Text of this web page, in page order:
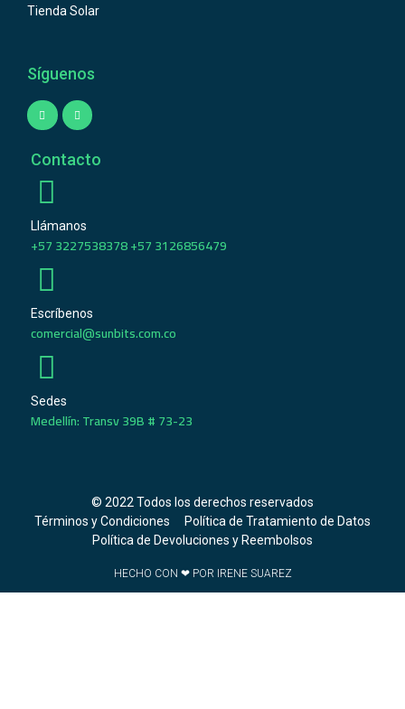
Tienda Solar
Síguenos
Contacto
Llámanos
+57 3227538378 +57 3126856479
Escríbenos
comercial@sunbits.com.co
Sedes
Medellín: Transv 39B # 73-23
© 2022 Todos los derechos reservados
Términos y Condiciones
Política de Tratamiento de Datos
Política de Devoluciones y Reembolsos
HECHO CON ❤ POR IRENE SUAREZ